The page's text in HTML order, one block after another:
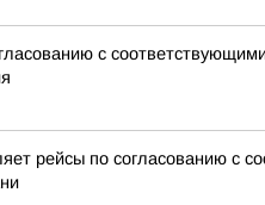
с
рейсы по согласованию с